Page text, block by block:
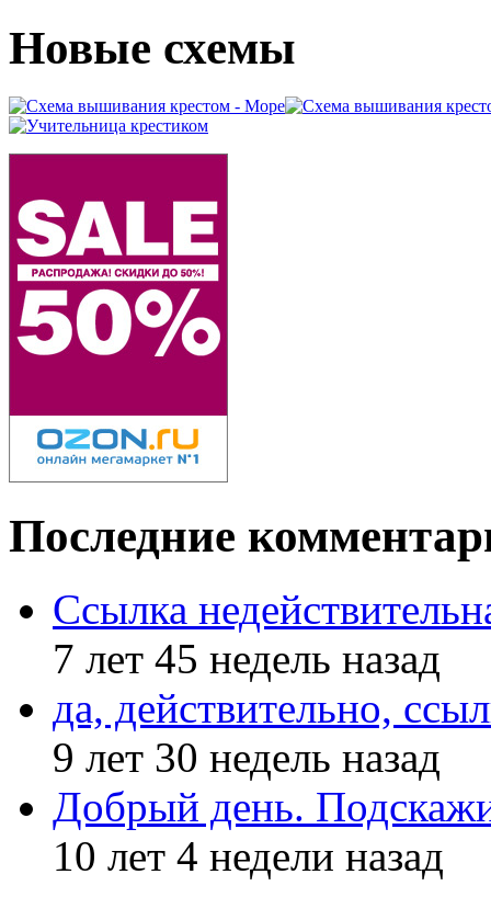
Новые схемы
Последние
Ссылка
7 лет 45 недель назад
да, действительно,
9 лет 30 недель назад
Добрый день.
10 лет 4 недели назад